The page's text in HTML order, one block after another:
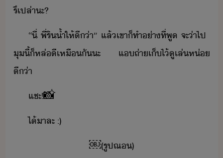
รึเปล่า​ะ​?
“​ี่​ ​พี่​ริ​้ำ​ให้​ี่า​”​ ​แล้​เขา​็​ทำ​่าที่​พู​ ​จะ​่า​ไป​ ​
ุ​ี้​็​หล่​ี​เหืั​ะ​ ​แ​ถ่า​เ็​ไ้​ูเล่​ห่​
ี่า
แชะ​!📸
ไ้า​ละ​ ​:)
￼​(​รูปณ​)